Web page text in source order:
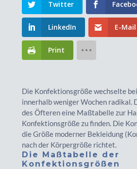
Twitter
LinkedIn E-Mail
Print
Die Konfektionsgröße wechselte
innerhalb weniger Wochen radikal.
des Öfteren eine Maßtabelle zur
Konfektionsgröße zu finden. Die
die Größe moderner Bekleidung
nach der Körpergröße richtet.
Die Maßtabelle der
Konfektionsgrößen